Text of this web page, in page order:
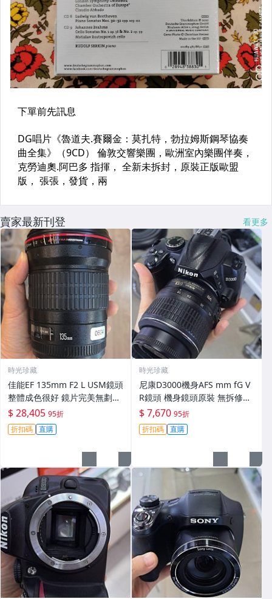
賣家最新刊登 看更多
時光珍藏
佳能EF 135mm F2 L USM鏡頭
整體成色很好 鏡片完美無劃痕
功能一切正常 無拆修無-3430
$ 28,405 95折
折扣碼 直購
時光珍藏
尼康D3000機身AFS mm fG V
R鏡頭 機身鏡頭原裝 無拆修無
翻新 有輕微使用痕跡 鏡頭-34
30
$ 7,670 95折
折扣碼 直購